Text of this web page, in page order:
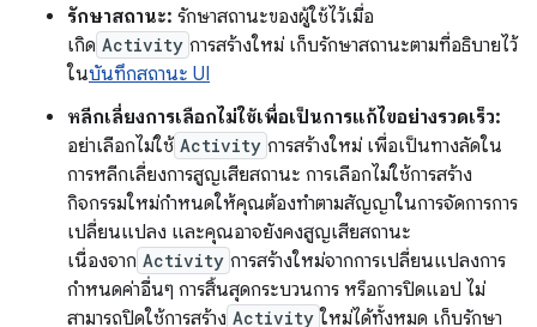
รักษาสถานะ: รักษาสถานะของผู้ใช้ไว้เมื่อ
เกิด Activity การสร้างใหม่ เก็บรักษาสถานะตามที่อธิบายไว้
ในบันทึกสถานะ UI
หลีกเลี่ยงการเลือกไม่ใช้เพื่อเป็นการแก้ไขอย่างรวดเร็ว:
อย่าเลือกไม่ใช้ Activity การสร้างใหม่ เพื่อเป็นทางลัดใน
การหลีกเลี่ยงการสูญเสียสถานะ การเลือกไม่ใช้การสร้าง
กิจกรรมใหม่กำหนดให้คุณต้องทำตามสัญญาในการจัดการการ
เปลี่ยนแปลง และคุณอาจยังคงสูญเสียสถานะ
เนื่องจาก Activity การสร้างใหม่จากการเปลี่ยนแปลงการ
กำหนดค่าอื่นๆ การสิ้นสุดกระบวนการ หรือการปิดแอป ไม่
สามารถปิดใช้การสร้าง Activity ใหม่ได้ทั้งหมด เก็บรักษา